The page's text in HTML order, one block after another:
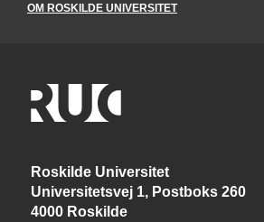
OM ROSKILDE UNIVERSITET
Roskilde Universitet
Universitetsvej 1, Postboks 260
4000 Roskilde